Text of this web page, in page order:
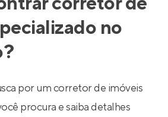
no
por um corretor de imóveis
procura e saiba detalhes